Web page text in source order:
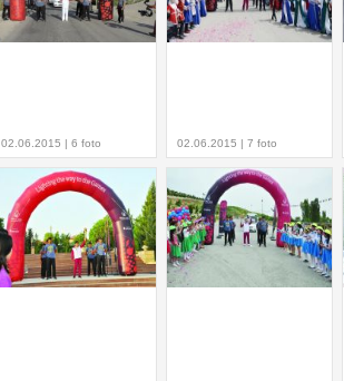
02.06.2015 | 6 foto 02.06.2015 | 7 foto